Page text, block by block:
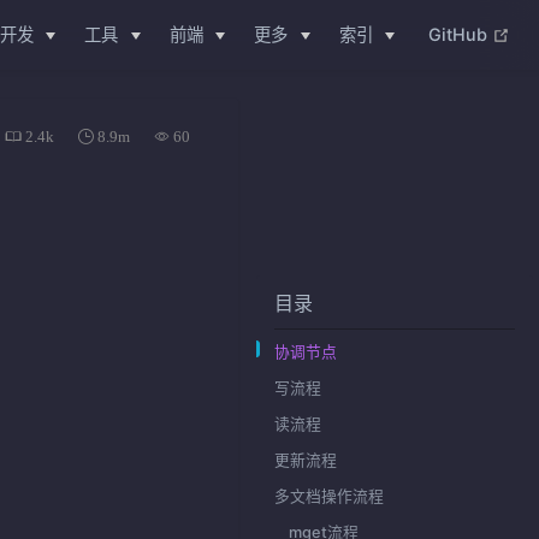
开发 工具 前端 更多 索引 GitHub
2.4k 8.9m 60
目录
协调节点
写流程
读流程
更新流程
多文档操作流程
mget流程